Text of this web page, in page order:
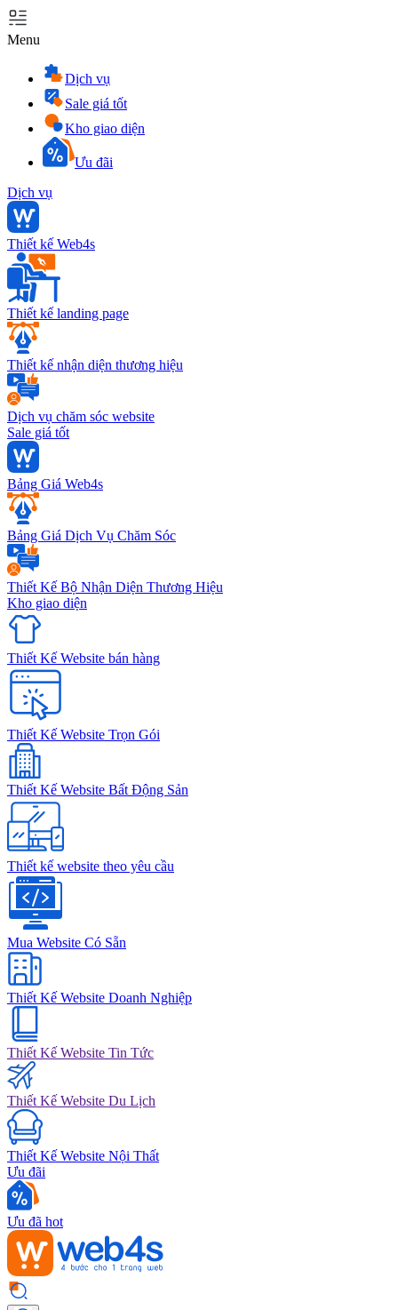
Menu
Dịch vụ
Sale giá tốt
Kho giao diện
Ưu đãi
Dịch vụ
Thiết kế Web4s
Thiết kế landing page
Thiết kế nhận diện thương hiệu
Dịch vụ chăm sóc website
Sale giá tốt
Bảng Giá Web4s
Bảng Giá Dịch Vụ Chăm Sóc
Thiết Kế Bộ Nhận Diện Thương Hiệu
Kho giao diện
Thiết Kế Website bán hàng
Thiết Kế Website Trọn Gói
Thiết Kế Website Bất Động Sản
Thiết kế website theo yêu cầu
Mua Website Có Sẵn
Thiết Kế Website Doanh Nghiệp
Thiết Kế Website Tin Tức
Thiết Kế Website Du Lịch
Thiết Kế Website Nội Thất
Ưu đãi
Ưu đã hot